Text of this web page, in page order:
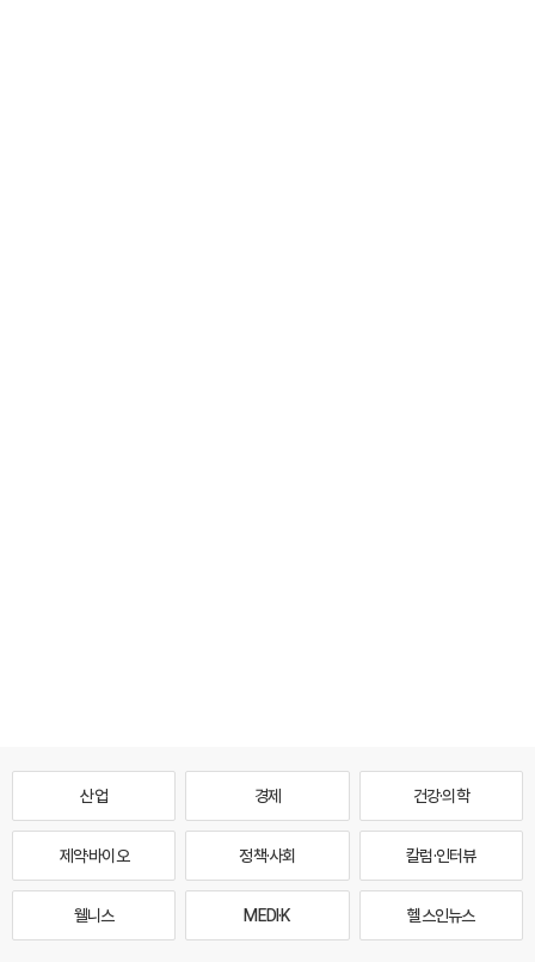
산업 경제 건강·의학
제약·바이오 정책·사회 칼럼·인터뷰
웰니스 MEDI·K 헬스인뉴스